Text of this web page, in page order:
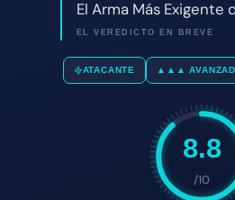
8.8
/10